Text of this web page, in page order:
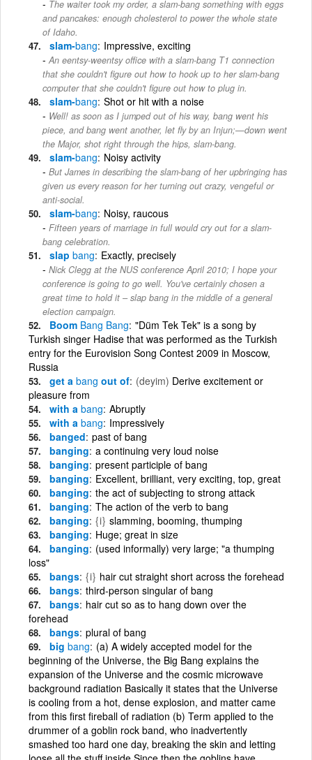
The waiter took my order, a slam-bang something with eggs
and pancakes: enough cholesterol to power the whole state
of Idaho.
slam-bang Impressive, exciting
An eentsy-weentsy office with a slam-bang T1 connection
that she couldn't figure out how to hook up to her slam-bang
computer that she couldn't figure out how to plug in.
slam-bang Shot or hit with a noise
Well! as soon as I jumped out of his way, bang went his
piece, and bang went another, let fly by an Injun;—down went
the Major, shot right through the hips, slam-bang.
slam-bang Noisy activity
But James in describing the slam-bang of her upbringing has
given us every reason for her turning out crazy, vengeful or
anti-social.
slam-bang Noisy, raucous
Fifteen years of marriage in full would cry out for a slam-
bang celebration.
slap bang Exactly, precisely
Nick Clegg at the NUS conference April 2010; I hope your
conference is going to go well. You've certainly chosen a
great time to hold it – slap bang in the middle of a general
election campaign.
Boom Bang Bang "Düm Tek Tek" is a song by
Turkish singer Hadise that was performed as the Turkish
entry for the Eurovision Song Contest 2009 in Moscow,
Russia
get a bang out of (deyim) Derive excitement or
pleasure from
with a bang Abruptly
with a bang Impressively
banged past of bang
banging a continuing very loud noise
banging present participle of bang
banging Excellent, brilliant, very exciting, top, great
banging the act of subjecting to strong attack
banging The action of the verb to bang
banging {i} slamming, booming, thumping
banging Huge; great in size
banging (used informally) very large; "a thumping
loss"
bangs {i} hair cut straight short across the forehead
bangs third-person singular of bang
bangs hair cut so as to hang down over the
forehead
bangs plural of bang
big bang (a) A widely accepted model for the
beginning of the Universe, the Big Bang explains the
expansion of the Universe and the cosmic microwave
background radiation Basically it states that the Universe
is cooling from a hot, dense explosion, and matter came
from this first fireball of radiation (b) Term applied to the
drummer of a goblin rock band, who inadvertently
smashed too hard one day, breaking the skin and letting